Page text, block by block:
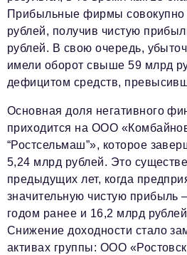
Социальная сфера
ЖКХ
Образование
Новости компании
Фоторепортажи
Авторские материалы
Видео
Телефон редакции: +7 495 727-
Электронные почты редакции:
Прибыльные фирмы совокупно
рублей, получив чистую
рублей. В свою очередь,
имели оборот свыше 59 млрд
дефицитом средств,
Основная доля негативного
приходится на ООО
“Ростсельмаш”», которое
5,24 млрд рублей. Это
предыдущих лет, когда
значительную чистую прибыль
годом ранее и 16,2 млрд
Снижение доходности стало
активах группы: ООО